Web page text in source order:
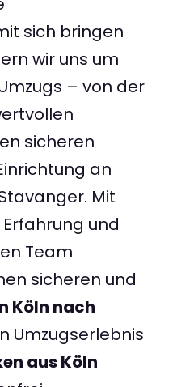
sich bringen
wir uns um
– von der
sicheren
an
Mit
und
Team
sicheren und
Köln nach
Umzugserlebnis
aus Köln